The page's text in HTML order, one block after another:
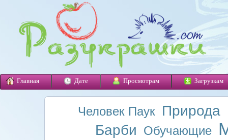
Главная Дате Просмотрам Загрузкам
Человек Паук Природа
Барби Обучающие